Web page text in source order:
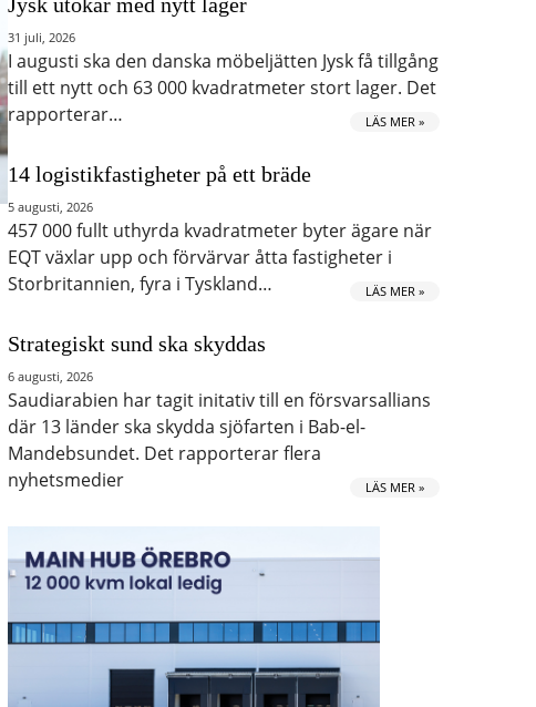
31 juli, 2026
I augusti ska den danska möbeljätten Jysk få tillgång
till ett nytt och 63 000 kvadratmeter stort lager. Det
rapporterar…
LÄS MER »
14 logistikfastigheter på ett bräde
5 augusti, 2026
457 000 fullt uthyrda kvadratmeter byter ägare när
EQT växlar upp och förvärvar åtta fastigheter i
Storbritannien, fyra i Tyskland…
LÄS MER »
Strategiskt sund ska skyddas
6 augusti, 2026
Saudiarabien har tagit initativ till en försvarsallians
där 13 länder ska skydda sjöfarten i Bab-el-
Mandebsundet. Det rapporterar flera
nyhetsmedier
LÄS MER »